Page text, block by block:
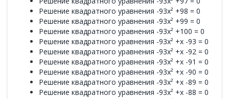
Решение квадратного уравнения -93x² +98 = 0
Решение квадратного уравнения -93x² +99 = 0
Решение квадратного уравнения -93x² +100 = 0
Решение квадратного уравнения -93x² +x -93 = 0
Решение квадратного уравнения -93x² +x -92 = 0
Решение квадратного уравнения -93x² +x -91 = 0
Решение квадратного уравнения -93x² +x -90 = 0
Решение квадратного уравнения -93x² +x -89 = 0
Решение квадратного уравнения -93x² +x -88 = 0